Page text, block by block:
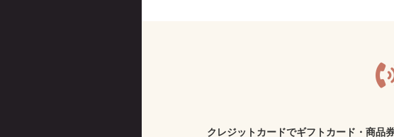
クレジットカードでギフトカード・商品